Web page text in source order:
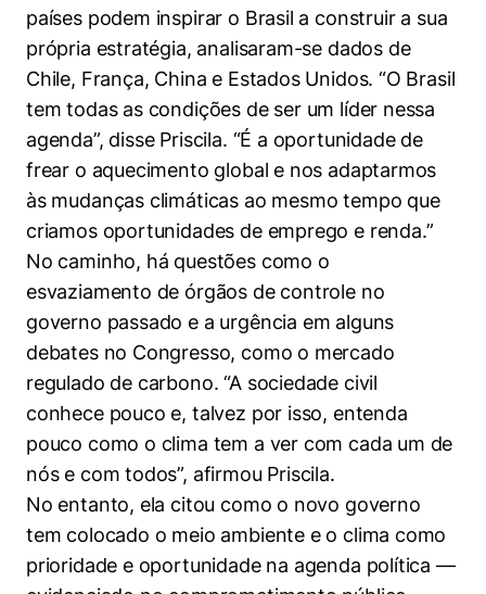
países podem inspirar o Brasil a construir a sua
própria estratégia, analisaram-se dados de
Chile, França, China e Estados Unidos. “O Brasil
tem todas as condições de ser um líder nessa
agenda”, disse Priscila. “É a oportunidade de
frear o aquecimento global e nos adaptarmos
às mudanças climáticas ao mesmo tempo que
criamos oportunidades de emprego e renda.”
No caminho, há questões como o
esvaziamento de órgãos de controle no
governo passado e a urgência em alguns
debates no Congresso, como o mercado
regulado de carbono. “A sociedade civil
conhece pouco e, talvez por isso, entenda
pouco como o clima tem a ver com cada um de
nós e com todos”, afirmou Priscila.
No entanto, ela citou como o novo governo
tem colocado o meio ambiente e o clima como
prioridade e oportunidade na agenda política —